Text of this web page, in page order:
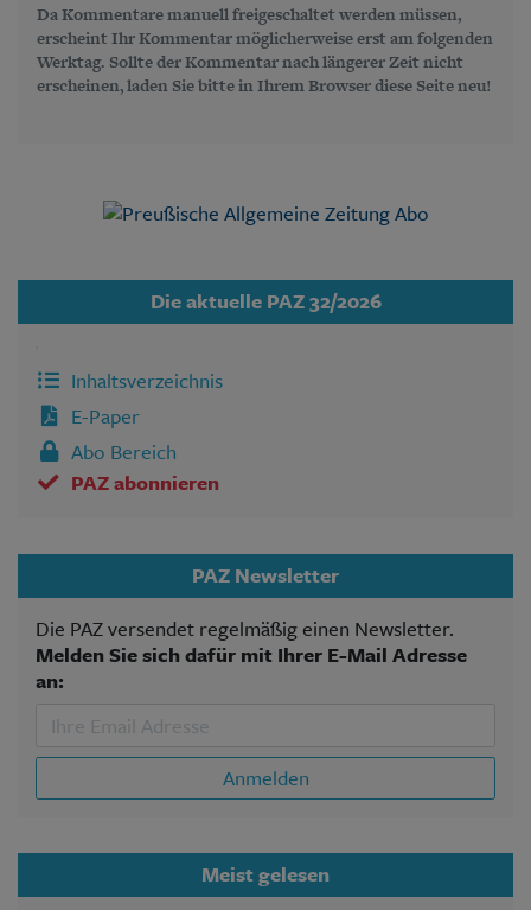
Da Kommentare manuell freigeschaltet werden müssen,
erscheint Ihr Kommentar möglicherweise erst am folgenden
Werktag. Sollte der Kommentar nach längerer Zeit nicht
erscheinen, laden Sie bitte in Ihrem Browser diese Seite neu!
Die aktuelle PAZ 32/2026
Inhaltsverzeichnis
E-Paper
Abo Bereich
PAZ abonnieren
PAZ Newsletter
Die PAZ versendet regelmäßig einen Newsletter.
Melden Sie sich dafür mit Ihrer E-Mail Adresse
an:
Anmelden
Meist gelesen